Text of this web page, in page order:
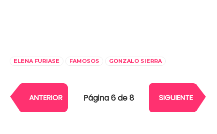
ELENA FURIASE FAMOSOS GONZALO SIERRA
ANTERIOR Página 6 de 8 SIGUIENTE